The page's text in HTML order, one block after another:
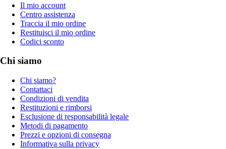
Il mio account
Centro assistenza
Traccia il mio ordine
Restituisci il mio ordine
Codici sconto
Chi siamo
Chi siamo?
Contattaci
Condizioni di vendita
Restituzioni e rimborsi
Esclusione di responsabilità legale
Metodi di pagamento
Prezzi e opzioni di consegna
Informativa sulla privacy